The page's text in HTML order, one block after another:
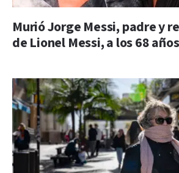
Murió Jorge Messi, padre y
de Lionel Messi, a los 68 años